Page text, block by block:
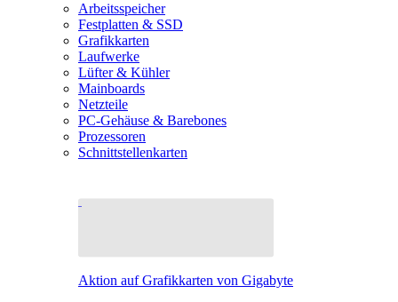
Arbeitsspeicher
Festplatten & SSD
Grafikkarten
Laufwerke
Lüfter & Kühler
Mainboards
Netzteile
PC-Gehäuse & Barebones
Prozessoren
Schnittstellenkarten
Aktion auf Grafikkarten von Gigabyte